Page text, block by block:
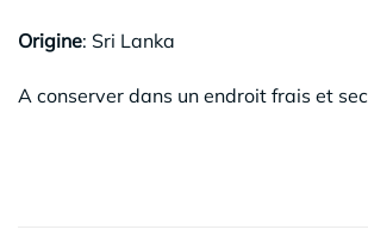
Origine: Sri Lanka
A conserver dans un endroit frais et sec